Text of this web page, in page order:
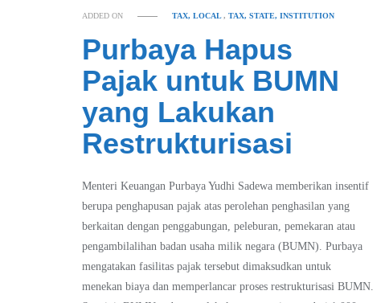
ADDED ON TAX, LOCAL,TAX, STATE, INSTITUTION
Purbaya Hapus
Pajak untuk BUMN
yang Lakukan
Restrukturisasi
Menteri Keuangan Purbaya Yudhi Sadewa memberikan insentif
berupa penghapusan pajak atas perolehan penghasilan yang
berkaitan dengan penggabungan, peleburan, pemekaran atau
pengambilalihan badan usaha milik negara (BUMN). Purbaya
mengatakan fasilitas pajak tersebut dimaksudkan untuk
menekan biaya dan memperlancar proses restrukturisasi BUMN.